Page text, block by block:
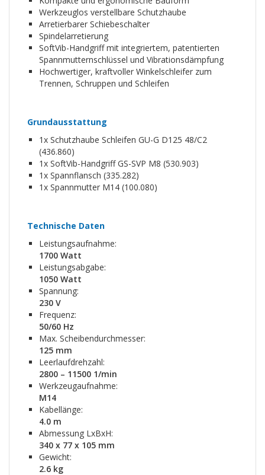
Werkzeuglos verstellbare Schutzhaube
Arretierbarer Schiebeschalter
Spindelarretierung
SoftVib-Handgriff mit integriertem, patentierten
Spannmutternschlüssel und Vibrationsdämpfung
Hochwertiger, kraftvoller Winkelschleifer zum
Trennen, Schruppen und Schleifen
Grundausstattung
1x Schutzhaube Schleifen GU-G D125 48/C2
(436.860)
1x SoftVib-Handgriff GS-SVP M8 (530.903)
1x Spannflansch (335.282)
1x Spannmutter M14 (100.080)
Technische Daten
Leistungsaufnahme:
1700 Watt
Leistungsabgabe:
1050 Watt
Spannung:
230 V
Frequenz:
50/60 Hz
Max. Scheibendurchmesser:
125 mm
Leerlaufdrehzahl:
2800 – 11500 1/min
Werkzeugaufnahme:
M14
Kabellänge:
4.0 m
Abmessung LxBxH:
340 x 77 x 105 mm
Gewicht:
2.6 kg